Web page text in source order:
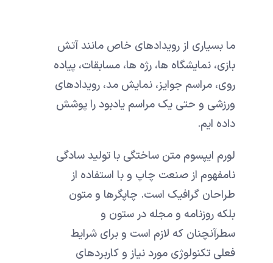
ما بسیاری از رویدادهای خاص مانند آتش
بازی، نمایشگاه ها، رژه ها، مسابقات، پیاده
روی، مراسم جوایز، نمایش مد، رویدادهای
ورزشی و حتی یک مراسم یادبود را پوشش
داده ایم.
لورم ایپسوم متن ساختگی با تولید سادگی
نامفهوم از صنعت چاپ و با استفاده از
طراحان گرافیک است. چاپگرها و متون
بلکه روزنامه و مجله در ستون و
سطرآنچنان که لازم است و برای شرایط
فعلی تکنولوژی مورد نیاز و کاربردهای